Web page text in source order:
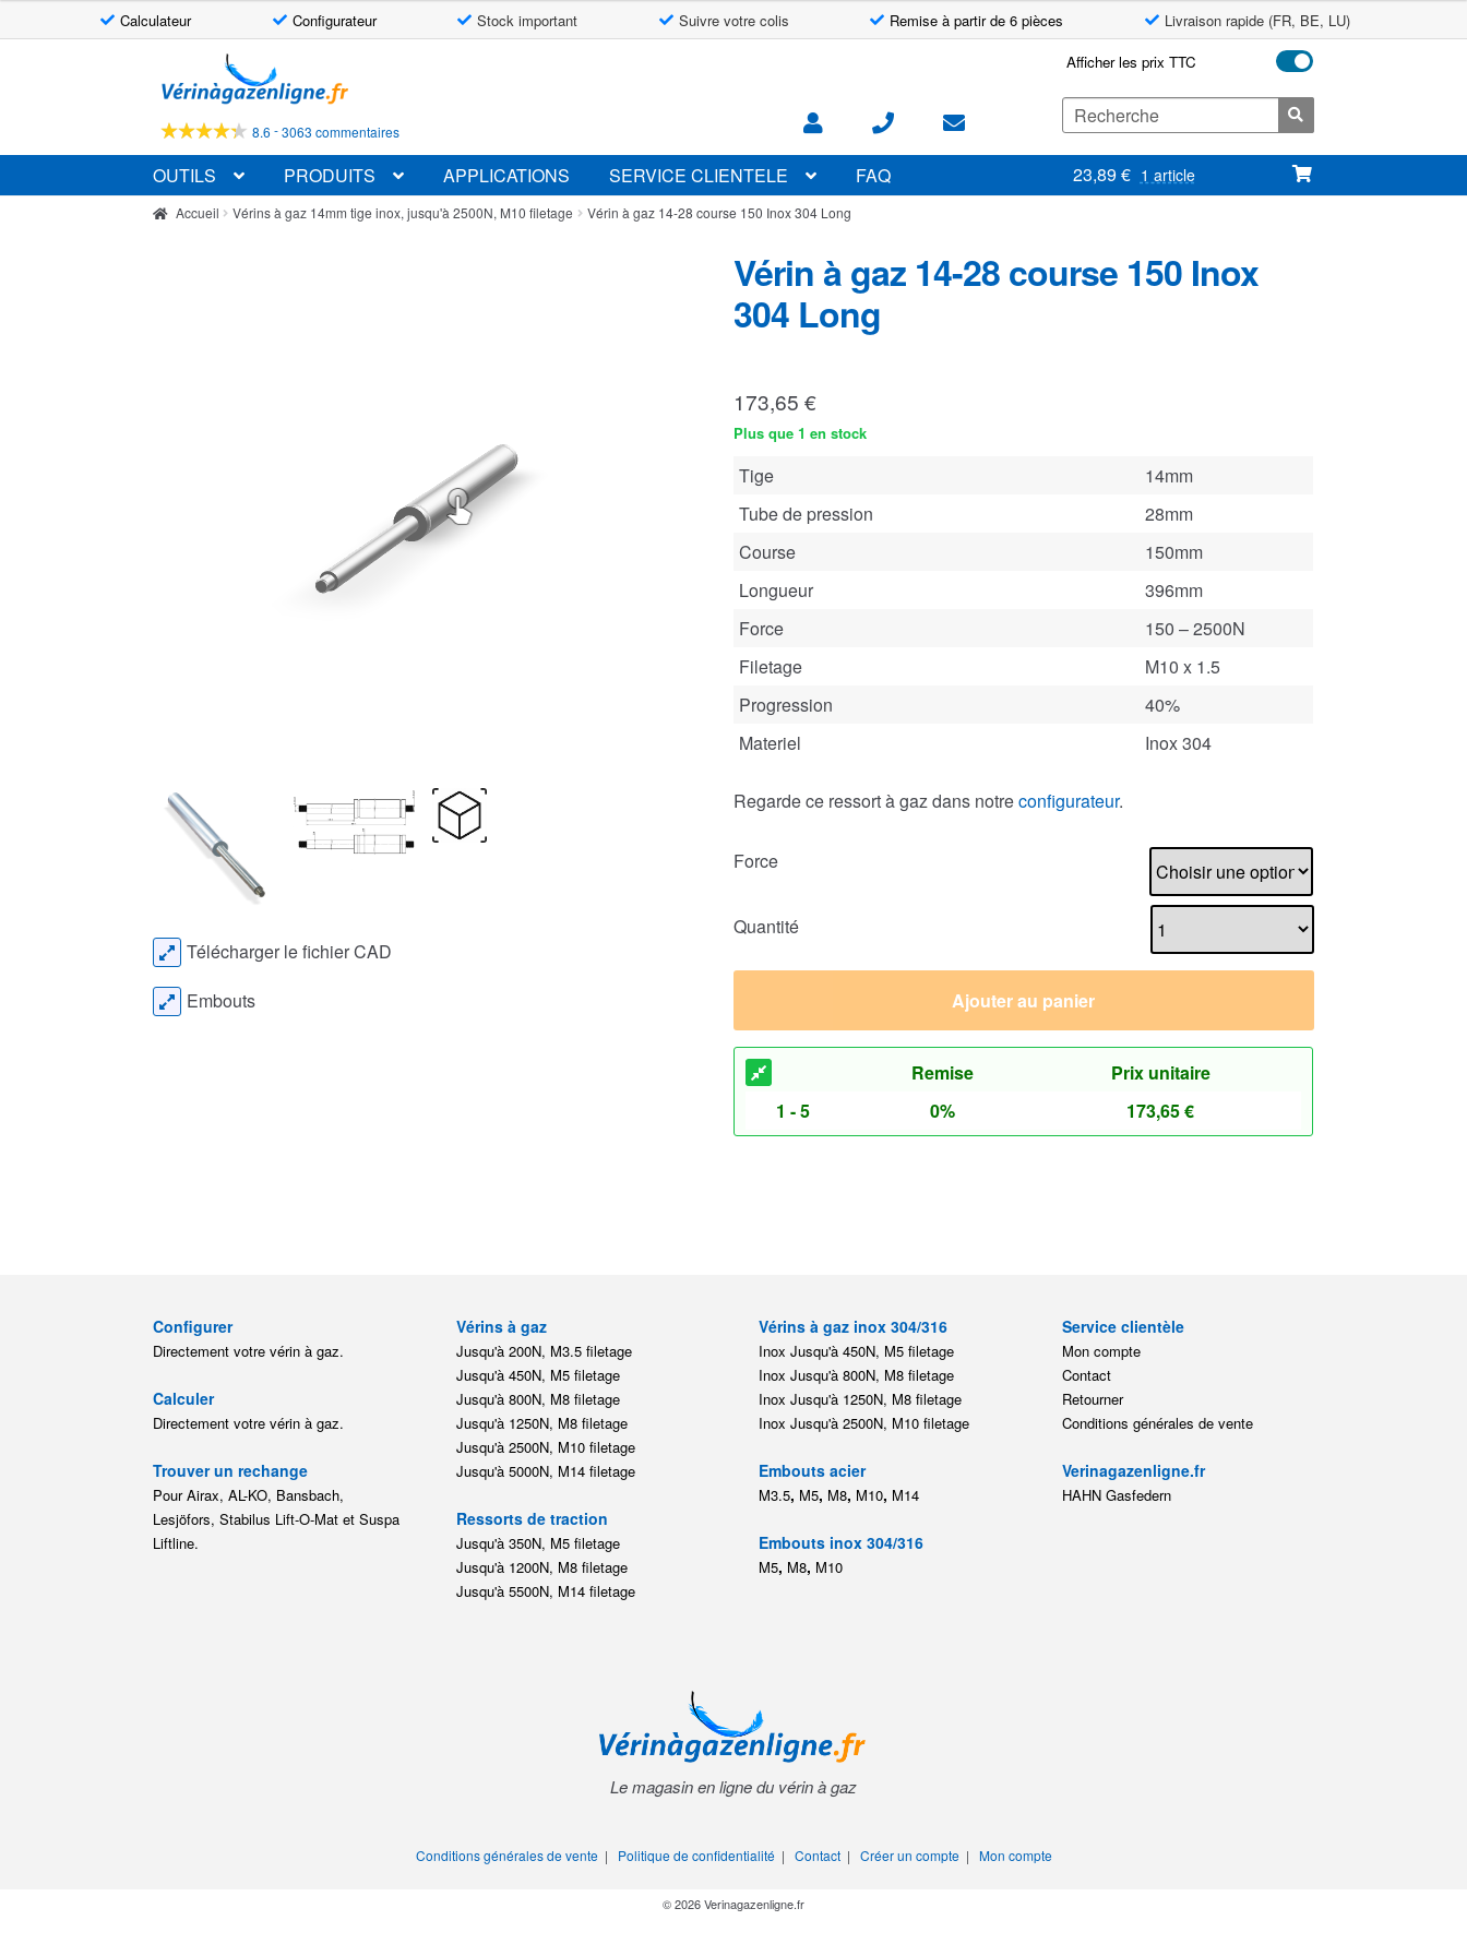
Calculateur Configurateur Stock important Suivre votre colis Remise à partir de 6 pièces Livraison rapide (FR, BE, LU)
à
la
navigation
au
contenu
8.6 -3063 commentaires
Afficher les prix TTC
Search
for:
OUTILS PRODUITS APPLICATIONS SERVICE CLIENTELE FAQ 23,89€ 1 article
Accueil Vérins à gaz 14mm tige inox, jusqu'à 2500N, M10 filetage Vérin à gaz 14-28 course 150 Inox 304 Long
Vérin à gaz 14-28 course 150 Inox
304 Long
173,65 €
Plus que 1 en stock
Tige
14mm
Tube de pression
28mm
Course
150mm
Longueur
396mm
Force
150 – 2500N
Filetage
M10 x 1.5
Progression
40%
Materiel
Inox 304
Regarde ce ressort à gaz dans notreconfigurateur.
Force
Quantité
Ajouter au panier
Remise
Prix unitaire
1 - 5
0% 173,65€
Télécharger le fichier CAD
Embouts
Configurer
Directement votre vérin à gaz.
Calculer
Directement votre vérin à gaz.
Trouver un rechange
Pour Airax, AL-KO, Bansbach,
Lesjöfors, Stabilus Lift-O-Mat et Suspa
Liftline.
Vérins à gaz
Jusqu'à 200N, M3.5 filetage
Jusqu'à 450N, M5 filetage
Jusqu'à 800N, M8 filetage
Jusqu'à 1250N, M8 filetage
Jusqu'à 2500N, M10 filetage
Jusqu'à 5000N, M14 filetage
Ressorts de traction
Jusqu'à 350N, M5 filetage
Jusqu'à 1200N, M8 filetage
Jusqu'à 5500N, M14 filetage
Vérins à gaz inox 304/316
Inox Jusqu'à 450N, M5 filetage
Inox Jusqu'à 800N, M8 filetage
Inox Jusqu'à 1250N, M8 filetage
Inox Jusqu'à 2500N, M10 filetage
Embouts acier
M3.5, M5, M8, M10, M14
Embouts inox 304/316
M5, M8, M10
Service clientèle
Mon compte
Contact
Retourner
Conditions générales de vente
Verinagazenligne.fr
HAHN Gasfedern
Le magasin en ligne du vérin à gaz
Conditions générales de vente| Politique de confidentialité| Contact| Créer un compte| Mon compte
© 2026 Verinagazenligne.fr